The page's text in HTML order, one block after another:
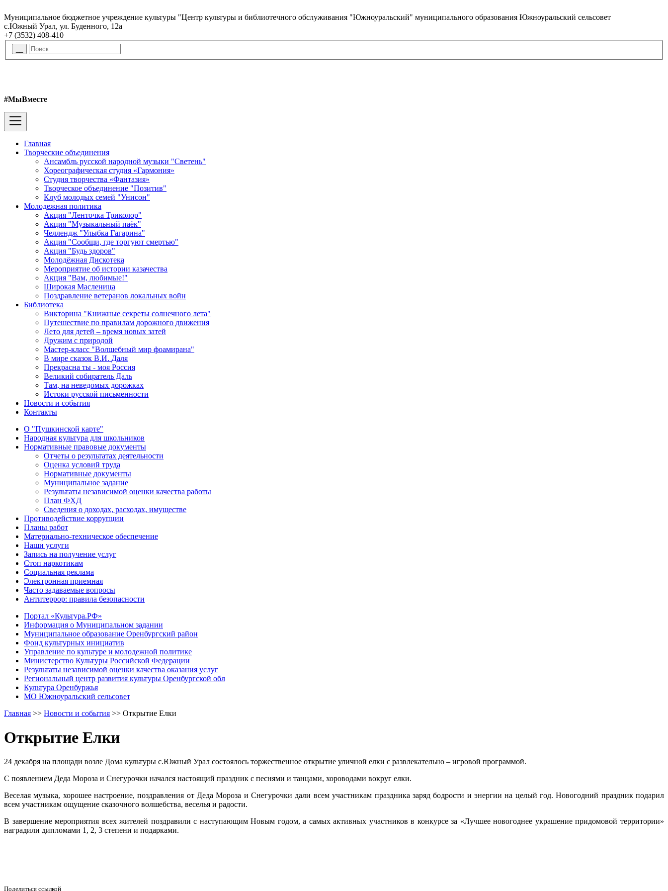
Муниципальное бюджетное учреждение культуры "Центр культуры и библиотечного обслуживания "Южноуральский" муниципального образования Южноуральский сельсовет
с.Южный Урал, ул. Буденного, 12а
+7 (3532) 408-410
#МыВместе
Главная
Творческие объединения
Ансамбль русской народной музыки "Светень"
Хореографическая студия «Гармония»
Студия творчества «Фантазия»
Творческое объединение "Позитив"
Клуб молодых семей "Унисон"
Молодежная политика
Акция "Ленточка Триколор"
Акция "Музыкальный паёк"
Челлендж "Улыбка Гагарина"
Акция "Сообщи, где торгуют смертью"
Акция "Будь здоров"
Молодёжная Дискотека
Мероприятие об истории казачества
Акция "Вам, любимые!"
Широкая Масленица
Поздравление ветеранов локальных войн
Библиотека
Викторина "Книжные секреты солнечного лета"
Путешествие по правилам дорожного движения
Лето для детей – время новых затей
Дружим с природой
Мастер-класс "Волшебный мир фоамирана"
В мире сказок В.И. Даля
Прекрасна ты - моя Россия
Великий собиратель Даль
Там, на неведомых дорожках
Истоки русской письменности
Новости и события
Контакты
О "Пушкинской карте"
Народная культура для школьников
Нормативные правовые документы
Отчеты о результатах деятельности
Оценка условий труда
Нормативные документы
Муниципальное задание
Результаты независимой оценки качества работы
План ФХД
Сведения о доходах, расходах, имуществе
Противодействие коррупции
Планы работ
Материально-техническое обеспечение
Наши услуги
Запись на получение услуг
Стоп наркотикам
Социальная реклама
Электронная приемная
Часто задаваемые вопросы
Антитеррор: правила безопасности
Портал «Культура.РФ»
Информация о Муниципальном задании
Муниципальное образование Оренбургский район
Фонд культурных инициатив
Управление по культуре и молодежной политике
Министерство Культуры Российской Федерации
Результаты независимой оценки качества оказания услуг
Региональный центр развития культуры Оренбургской обл
Культура Оренбуржья
МО Южноуральский сельсовет
Главная >> Новости и события >> Открытие Елки
Открытие Елки
24 декабря на площади возле Дома культуры с.Южный Урал состоялось торжественное открытие уличной елки с развлекательно – игровой программой.
С появлением Деда Мороза и Снегурочки начался настоящий праздник с песнями и танцами, хороводами вокруг елки.
Веселая музыка, хорошее настроение, поздравления от Деда Мороза и Снегурочки дали всем участникам праздника заряд бодрости и энергии на целый год. Новогодний праздник подарил
всем участникам ощущение сказочного волшебства, веселья и радости.
В завершение мероприятия всех жителей поздравили с наступающим Новым годом, а самых активных участников в конкурсе за «Лучшее новогоднее украшение придомовой территории»
наградили дипломами 1, 2, 3 степени и подарками.
Поделиться ссылкой